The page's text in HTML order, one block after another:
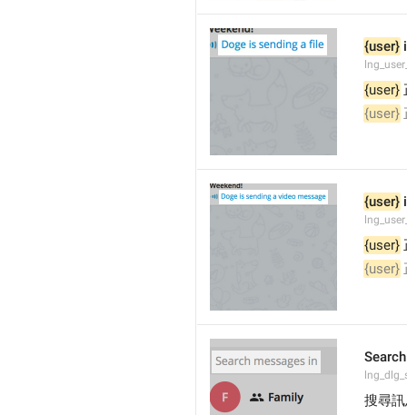
{user}
{user}
{user}
{user}
{user}
{user}
搜尋